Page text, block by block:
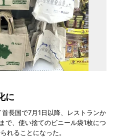
に
長国で7月1日以降、レストランか
で、使い捨てのビニール袋1枚につ
れることになった。